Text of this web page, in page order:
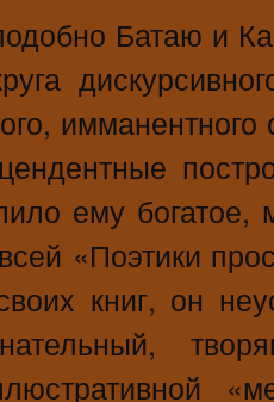
Батаю и
ему богатое,
«Поэтики
книг, он